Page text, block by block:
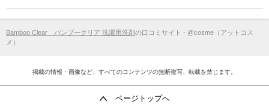
Bamboo Clear バンブークリア 洗濯用洗剤の口コミサイト - @cosme（アットコス
メ）
掲載の情報・画像など、すべてのコンテンツの無断複写、転載を禁じます。
ページトップへ